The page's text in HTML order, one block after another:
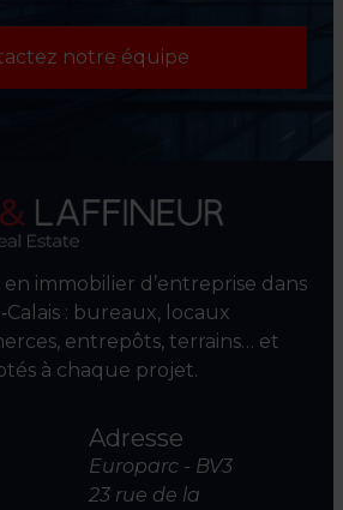
notre équipe
immobilier d’entreprise dans
: bureaux, locaux
entrepôts, terrains… et
à chaque projet.
Adresse
Europarc - BV3
23 rue de la